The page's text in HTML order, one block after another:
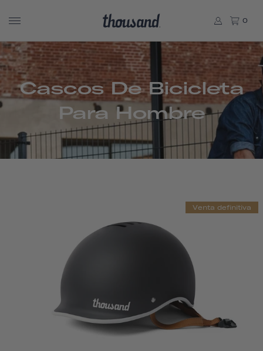
0
Cascos De Bicicleta
Para Hombre
Venta definitiva